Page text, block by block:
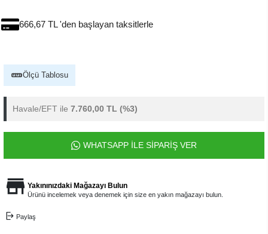
666,67 TL 'den başlayan taksitlerle
Ölçü Tablosu
Havale/EFT ile 7.760,00 TL (%3)
WHATSAPP İLE SİPARİŞ VER
Yakınınızdaki Mağazayı Bulun
Ürünü incelemek veya denemek için size en yakın mağazayı bulun.
Paylaş